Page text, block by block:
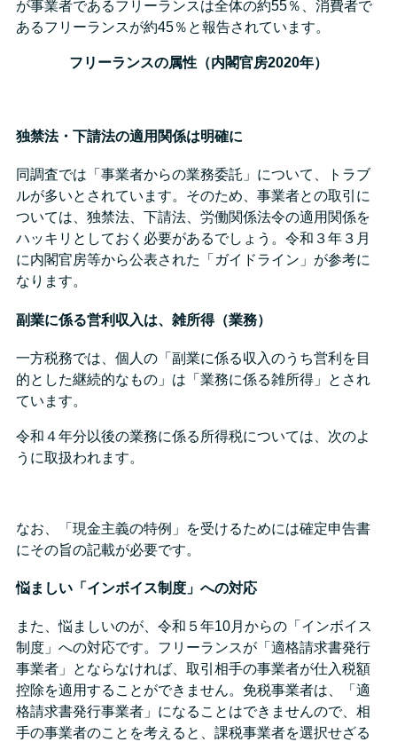
が事業者であるフリーランスは全体の約55％、消費者で
あるフリーランスが約45％と報告されています。
フリーランスの属性（内閣官房2020年）
独禁法・下請法の適用関係は明確に
同調査では「事業者からの業務委託」について、トラブ
ルが多いとされています。そのため、事業者との取引に
ついては、独禁法、下請法、労働関係法令の適用関係を
ハッキリとしておく必要があるでしょう。令和３年３月
に内閣官房等から公表された「ガイドライン」が参考に
なります。
副業に係る営利収入は、雑所得（業務）
一方税務では、個人の「副業に係る収入のうち営利を目
的とした継続的なもの」は「業務に係る雑所得」とされ
ています。
令和４年分以後の業務に係る所得税については、次のよ
うに取扱われます。
なお、「現金主義の特例」を受けるためには確定申告書
にその旨の記載が必要です。
悩ましい「インボイス制度」への対応
また、悩ましいのが、令和５年10月からの「インボイス
制度」への対応です。フリーランスが「適格請求書発行
事業者」とならなければ、取引相手の事業者が仕入税額
控除を適用することができません。免税事業者は、「適
格請求書発行事業者」になることはできませんので、相
手の事業者のことを考えると、課税事業者を選択せざる